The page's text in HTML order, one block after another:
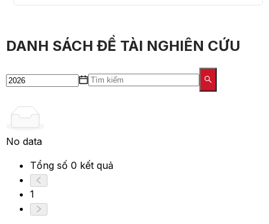
DANH SÁCH ĐỀ TÀI NGHIÊN CỨU
No data
Tổng số 0 kết quả
1